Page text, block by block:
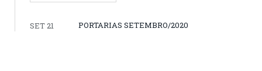
SET 21 PORTARIAS SETEMBRO/2020